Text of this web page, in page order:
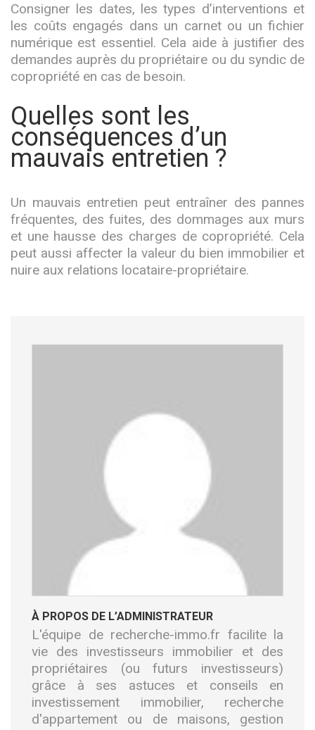
Consigner les dates, les types d’interventions et
les coûts engagés dans un carnet ou un fichier
numérique est essentiel. Cela aide à justifier des
demandes auprès du propriétaire ou du syndic de
copropriété en cas de besoin.
Quelles sont les
conséquences d’un
mauvais entretien ?
Un mauvais entretien peut entraîner des pannes
fréquentes, des fuites, des dommages aux murs
et une hausse des charges de copropriété. Cela
peut aussi affecter la valeur du bien immobilier et
nuire aux relations locataire-propriétaire.
À PROPOS DE L’ADMINISTRATEUR
L'équipe de recherche-immo.fr facilite la
vie des investisseurs immobilier et des
propriétaires (ou futurs investisseurs)
grâce à ses astuces et conseils en
investissement immobilier, recherche
d'appartement ou de maisons, gestion